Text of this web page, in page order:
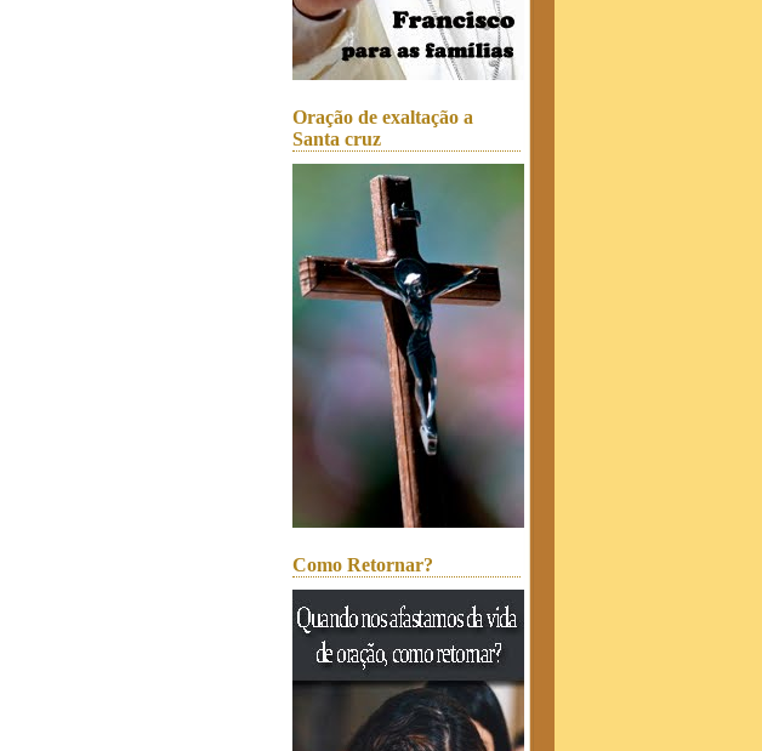
Oração de exaltação a
Santa cruz
Como Retornar?